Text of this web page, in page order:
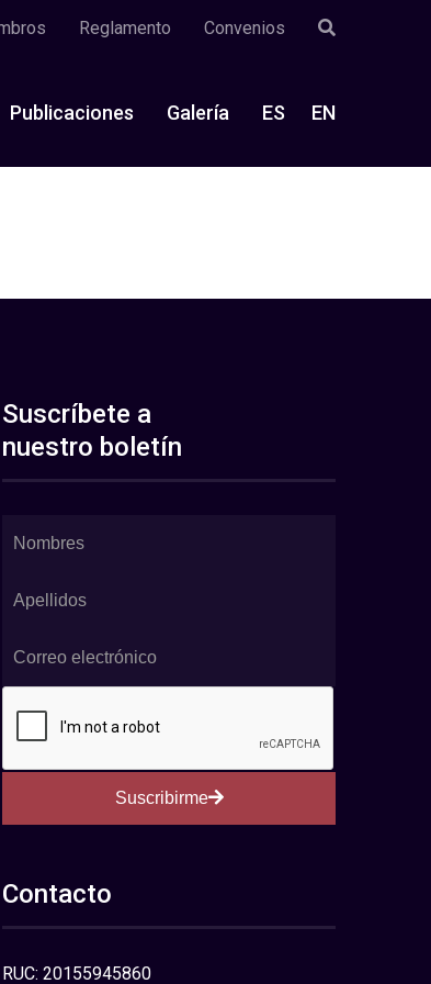
Reglamento Convenios
Publicaciones Galería ES EN
Suscríbete a
nuestro boletín
Suscribirme
Contacto
RUC: 20155945860